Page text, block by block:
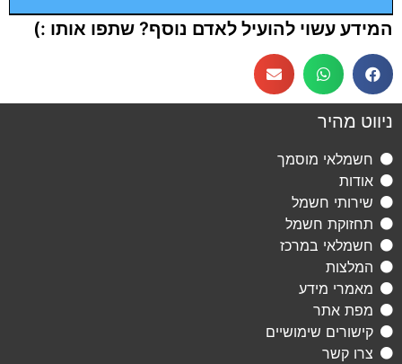
המידע עשוי להועיל לאדם נוסף? שתפו אותו :)
ניווט מהיר
חשמלאי מוסמך
אודות
שירותי חשמל
תחזוקת חשמל
חשמלאי במרכז
המלצות
מאמרי מידע
מפת אתר
קישורים שימושיים
צרו קשר